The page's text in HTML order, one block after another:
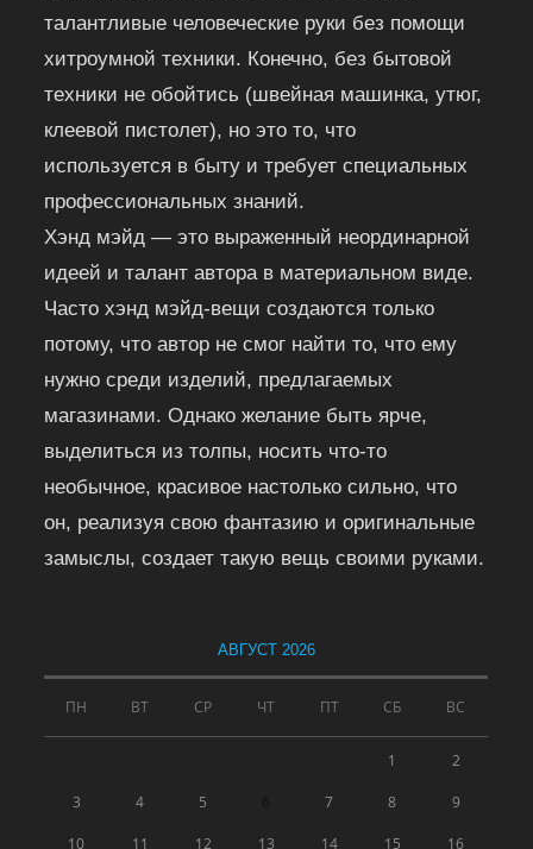
талантливые человеческие руки без помощи
хитроумной техники. Конечно, без бытовой
техники не обойтись (швейная машинка, утюг,
клеевой пистолет), но это то, что
используется в быту и требует специальных
профессиональных знаний.
Хэнд мэйд — это выраженный неординарной
идеей и талант автора в материальном виде.
Часто хэнд мэйд-вещи создаются только
потому, что автор не смог найти то, что ему
нужно среди изделий, предлагаемых
магазинами. Однако желание быть ярче,
выделиться из толпы, носить что-то
необычное, красивое настолько сильно, что
он, реализуя свою фантазию и оригинальные
замыслы, создает такую вещь своими руками.
АВГУСТ 2026
ПН ВТ СР ЧТ ПТ СБ ВС
1 2
3 4 5 7 8 9
10 11 12 13 14 15 16